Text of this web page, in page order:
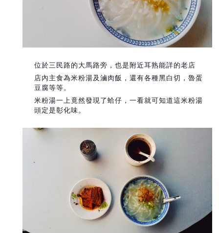
位於三民路的大馬路旁，也是附近耳熟能詳的老店
店內主食為米粉湯及滷肉飯，還有各種黑白切，魯蛋
豆腐等等。
米粉湯一上竟然發現了蛤仔，一看就可知道這米粉湯
頭定是彰化味。